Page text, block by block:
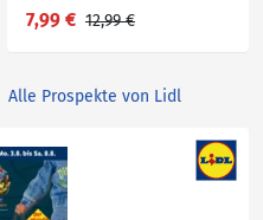
7,99 € 12,99 €
Alle Prospekte von Lidl